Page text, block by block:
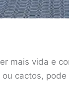
mais vida e
cactos,